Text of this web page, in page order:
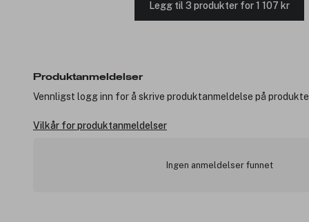
Legg til 3 produkter for 1 107 kr
Produktanmeldelser
Vennligst logg inn for å skrive produktanmeldelse på
Vilkår for produktanmeldelser
Ingen anmeldelser funnet